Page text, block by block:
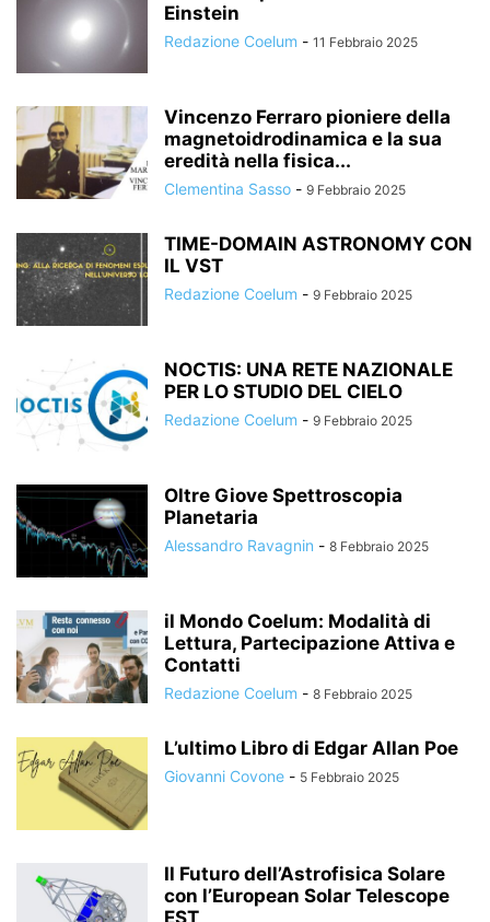
Einstein
Redazione Coelum - 11 Febbraio 2025
Vincenzo Ferraro pioniere della
magnetoidrodinamica e la sua
eredità nella fisica...
Clementina Sasso - 9 Febbraio 2025
TIME-DOMAIN ASTRONOMY CON
IL VST
Redazione Coelum - 9 Febbraio 2025
NOCTIS: UNA RETE NAZIONALE
PER LO STUDIO DEL CIELO
Redazione Coelum - 9 Febbraio 2025
Oltre Giove Spettroscopia
Planetaria
Alessandro Ravagnin - 8 Febbraio 2025
il Mondo Coelum: Modalità di
Lettura, Partecipazione Attiva e
Contatti
Redazione Coelum - 8 Febbraio 2025
L’ultimo Libro di Edgar Allan Poe
Giovanni Covone - 5 Febbraio 2025
Il Futuro dell’Astrofisica Solare
con l’European Solar Telescope
EST